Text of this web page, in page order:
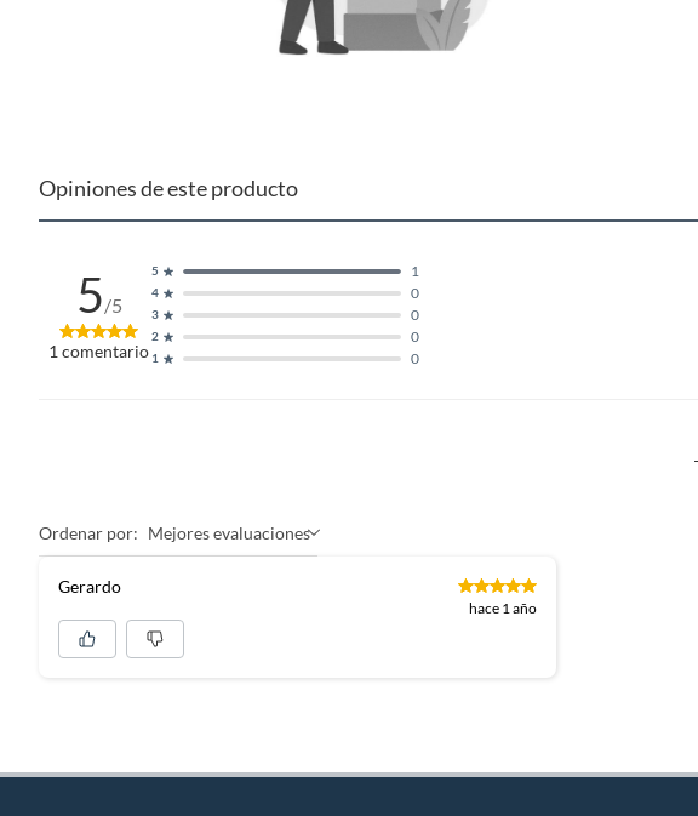
Opiniones de este producto
5/5
1 comentario 1 0
2 0
3 0
4 0
5 1
Ordenar por: Mejores evaluaciones
Gerardo
hace 1 año